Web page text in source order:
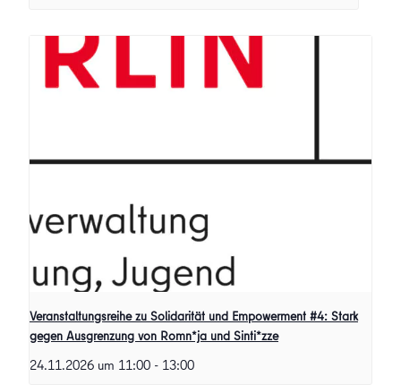
Veranstaltungsreihe zu Solidarität und Empowerment #4: Stark
gegen Ausgrenzung von Romn*ja und Sinti*zze
24.11.2026 um 11:00 - 13:00